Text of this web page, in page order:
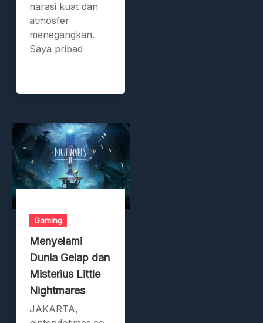
narasi kuat dan
atmosfer
menegangkan.
Saya pribad
Gaming
Menyelami
Dunia Gelap dan
Misterius Little
Nightmares
JAKARTA,